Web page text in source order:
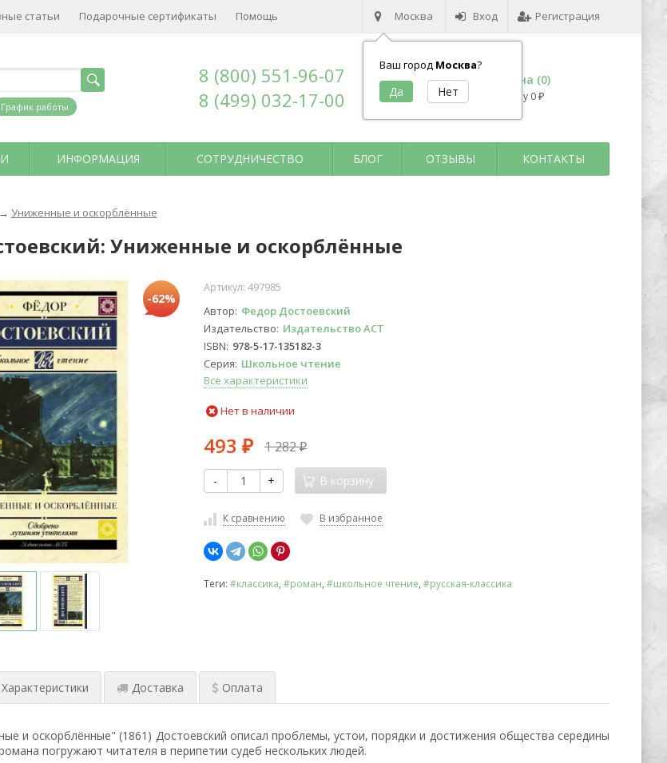
Москва
Ваш город Москва?
Вход Регистрация
статьи Подарочные сертификаты Помощь
График работы
8 (800) 551-96-07
8 (499) 032-17-00
Корзина (0)
на сумму 0 ₽
ИНФОРМАЦИЯ СОТРУДНИЧЕСТВО БЛОГ ОТЗЫВЫ КОНТАКТЫ
→ Униженные и оскорблённые
Униженные и оскорблённые
-62%
Артикул: 497985
Автор Федор Достоевский
Издательство Издательство АСТ
ISBN 978-5-17-135182-3
Серия Школьное чтение
Все характеристики
Нет в наличии
493 ₽ 1 282₽
- + В корзину
К сравнению В избранное
Теги: #классика #роман #школьное чтение #русская-классика
Характеристики Доставка Оплата
и оскорблённые" (1861) Достоевский описал проблемы, устои, порядки и достижения общества середины
погружают читателя в перипетии судеб нескольких людей.